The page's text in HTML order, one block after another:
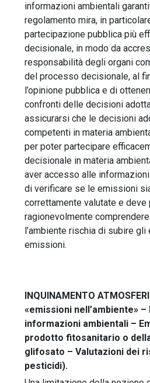
informazioni ambientali
regolamento mira, in
partecipazione pubblica più
decisionale, in modo da
responsabilità degli organi
del processo decisionale, al
l’opinione pubblica e di
confronti delle decisioni
assicurarsi che le decisioni
competenti in materia
per poter partecipare
decisionale in materia
aver accesso alle
di verificare se le emissioni
correttamente valutate e deve
ragionevolmente
l’ambiente rischia di subire
emissioni.
INQUINAMENTO
«emissioni nell’ambiente»
informazioni ambientali –
prodotto fitosanitario o
glifosato – Valutazioni dei
pesticidi).